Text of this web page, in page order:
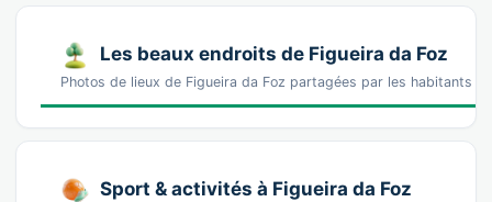
Les beaux endroits de Figueira da Foz
Photos de lieux de Figueira da Foz partagées par les habitants
Sport & activités à Figueira da Foz